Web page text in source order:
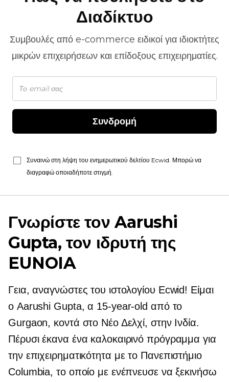
Διαδίκτυο
Συμβουλές από e-commerce ειδικοί για ιδιοκτήτες
μικρών επιχειρήσεων και επίδοξους επιχειρηματίες.
Συνδρομή
Συναινώ στη λήψη του ενημερωτικού δελτίου Ecwid. Μπορώ να
διαγραφώ οποιαδήποτε στιγμή.
Γνωρίστε τον Aarushi
Gupta, τον ιδρυτή της
EUNOIA
Γεια, αναγνώστες του ιστολογίου Ecwid! Είμαι
ο Aarushi Gupta, α 15-year-old από το
Gurgaon, κοντά στο Νέο Δελχί, στην Ινδία.
Πέρυσι έκανα ένα καλοκαιρινό πρόγραμμα για
την επιχειρηματικότητα με το Πανεπιστήμιο
Columbia, το οποίο με ενέπνευσε να ξεκινήσω